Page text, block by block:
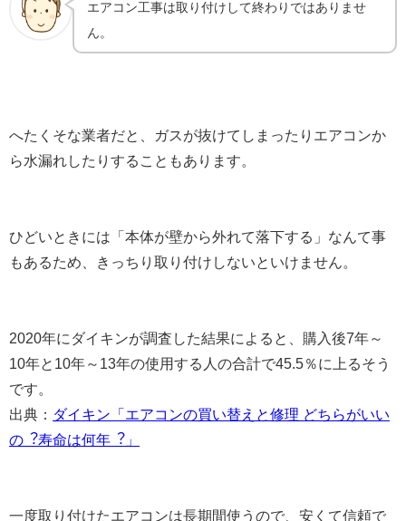
エアコン工事は取り付けして終わりではありませ
ん。
へたくそな業者だと、ガスが抜けてしまったりエアコンか
ら水漏れしたりすることもあります。
ひどいときには「本体が壁から外れて落下する」なんて事
もあるため、きっちり取り付けしないといけません。
2020年にダイキンが調査した結果によると、購入後7年～
10年と10年～13年の使用する人の合計で45.5％に上るそう
です。
出典： ダイキン「エアコンの買い替えと修理 どちらがいい
の︖寿命は何年︖」
一度取り付けたエアコンは長期間使うので、安くて信頼で